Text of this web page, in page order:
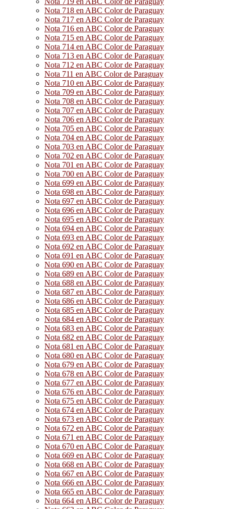
Nota 718 en ABC Color de Paraguay
Nota 717 en ABC Color de Paraguay
Nota 716 en ABC Color de Paraguay
Nota 715 en ABC Color de Paraguay
Nota 714 en ABC Color de Paraguay
Nota 713 en ABC Color de Paraguay
Nota 712 en ABC Color de Paraguay
Nota 711 en ABC Color de Paraguay
Nota 710 en ABC Color de Paraguay
Nota 709 en ABC Color de Paraguay
Nota 708 en ABC Color de Paraguay
Nota 707 en ABC Color de Paraguay
Nota 706 en ABC Color de Paraguay
Nota 705 en ABC Color de Paraguay
Nota 704 en ABC Color de Paraguay
Nota 703 en ABC Color de Paraguay
Nota 702 en ABC Color de Paraguay
Nota 701 en ABC Color de Paraguay
Nota 700 en ABC Color de Paraguay
Nota 699 en ABC Color de Paraguay
Nota 698 en ABC Color de Paraguay
Nota 697 en ABC Color de Paraguay
Nota 696 en ABC Color de Paraguay
Nota 695 en ABC Color de Paraguay
Nota 694 en ABC Color de Paraguay
Nota 693 en ABC Color de Paraguay
Nota 692 en ABC Color de Paraguay
Nota 691 en ABC Color de Paraguay
Nota 690 en ABC Color de Paraguay
Nota 689 en ABC Color de Paraguay
Nota 688 en ABC Color de Paraguay
Nota 687 en ABC Color de Paraguay
Nota 686 en ABC Color de Paraguay
Nota 685 en ABC Color de Paraguay
Nota 684 en ABC Color de Paraguay
Nota 683 en ABC Color de Paraguay
Nota 682 en ABC Color de Paraguay
Nota 681 en ABC Color de Paraguay
Nota 680 en ABC Color de Paraguay
Nota 679 en ABC Color de Paraguay
Nota 678 en ABC Color de Paraguay
Nota 677 en ABC Color de Paraguay
Nota 676 en ABC Color de Paraguay
Nota 675 en ABC Color de Paraguay
Nota 674 en ABC Color de Paraguay
Nota 673 en ABC Color de Paraguay
Nota 672 en ABC Color de Paraguay
Nota 671 en ABC Color de Paraguay
Nota 670 en ABC Color de Paraguay
Nota 669 en ABC Color de Paraguay
Nota 668 en ABC Color de Paraguay
Nota 667 en ABC Color de Paraguay
Nota 666 en ABC Color de Paraguay
Nota 665 en ABC Color de Paraguay
Nota 664 en ABC Color de Paraguay